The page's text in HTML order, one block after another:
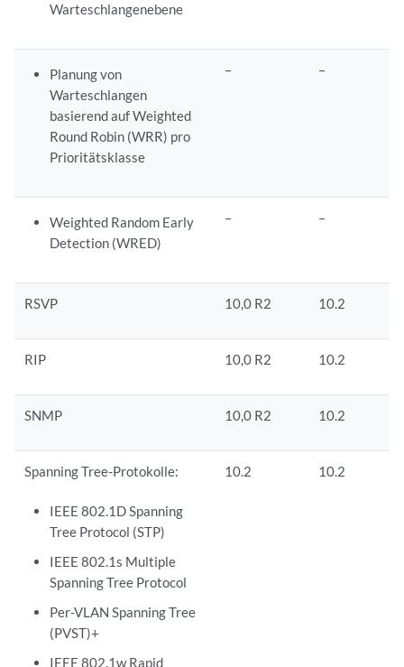
Warteschlangenebene
Planung von
Warteschlangen
basierend auf Weighted
Round Robin (WRR) pro
Prioritätsklasse
– –
Weighted Random Early
Detection (WRED)
– –
RSVP 10,0 R2 10.2
RIP 10,0 R2 10.2
SNMP 10,0 R2 10.2
Spanning Tree-Protokolle:
IEEE 802.1D Spanning
Tree Protocol (STP)
IEEE 802.1s Multiple
Spanning Tree Protocol
Per-VLAN Spanning Tree
(PVST)+
IEEE 802.1w Rapid
10.2 10.2